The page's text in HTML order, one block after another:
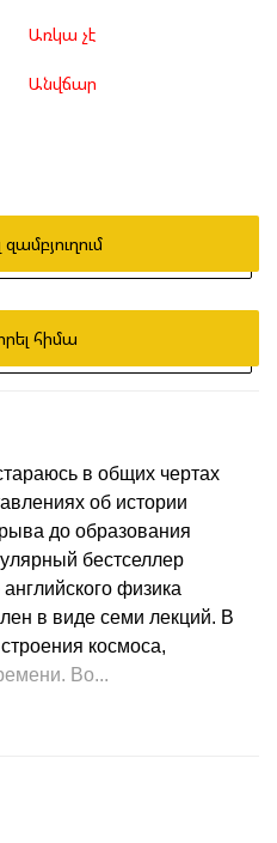
Առկա չէ
Անվճար
հիմա
в общих чертах
об истории
до образования
бестселлер
физика
в виде семи лекций. В
космоса,
Во...